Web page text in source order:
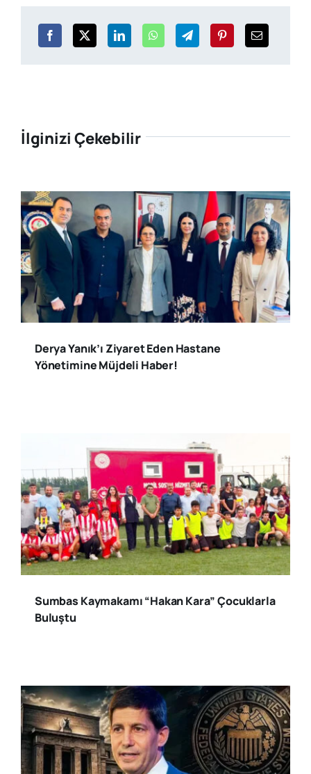
İlginizi Çekebilir
Derya Yanık’ı Ziyaret Eden Hastane
Yönetimine Müjdeli Haber!
Sumbas Kaymakamı “Hakan Kara” Çocuklarla
Buluştu